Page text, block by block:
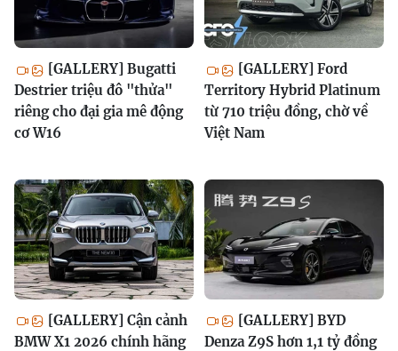
[GALLERY] Bugatti
Destrier triệu đô "thửa"
riêng cho đại gia mê động
cơ W16
[GALLERY] Ford
Territory Hybrid Platinum
từ 710 triệu đồng, chờ về
Việt Nam
[GALLERY] Cận cảnh
BMW X1 2026 chính hãng
[GALLERY] BYD
Denza Z9S hơn 1,1 tỷ đồng